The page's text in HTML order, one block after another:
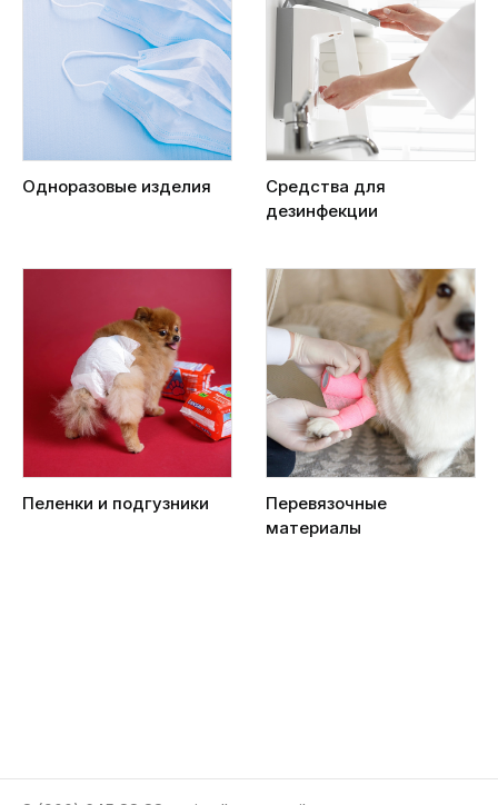
Одноразовые изделия
Средства для
дезинфекции
Пеленки и подгузники
Перевязочные
материалы